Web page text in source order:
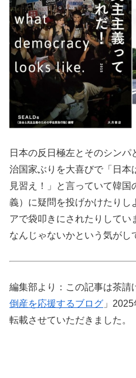
日本の反日極左とそのシン
治国家ぶりを大喜びで「日本
見習え！」と言っていて韓
義）に疑問を投げかけたりし
アで袋叩きにされたりしてい
なんじゃないかという気がし
編集部より：この記事は茶請
倒産を応援するブログ 」
転載させていただきました。